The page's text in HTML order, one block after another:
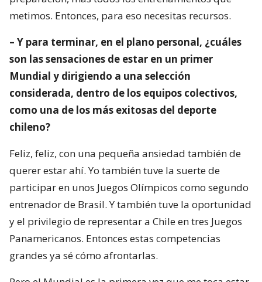
metimos. Entonces, para eso necesitas recursos.
– Y para terminar, en el plano personal, ¿cuáles
son las sensaciones de estar en un primer
Mundial y dirigiendo a una selección
considerada, dentro de los equipos colectivos,
como una de los más exitosas del deporte
chileno?
Feliz, feliz, con una pequeña ansiedad también de
querer estar ahí. Yo también tuve la suerte de
participar en unos Juegos Olímpicos como segundo
entrenador de Brasil. Y también tuve la oportunidad
y el privilegio de representar a Chile en tres Juegos
Panamericanos. Entonces estas competencias
grandes ya sé cómo afrontarlas.